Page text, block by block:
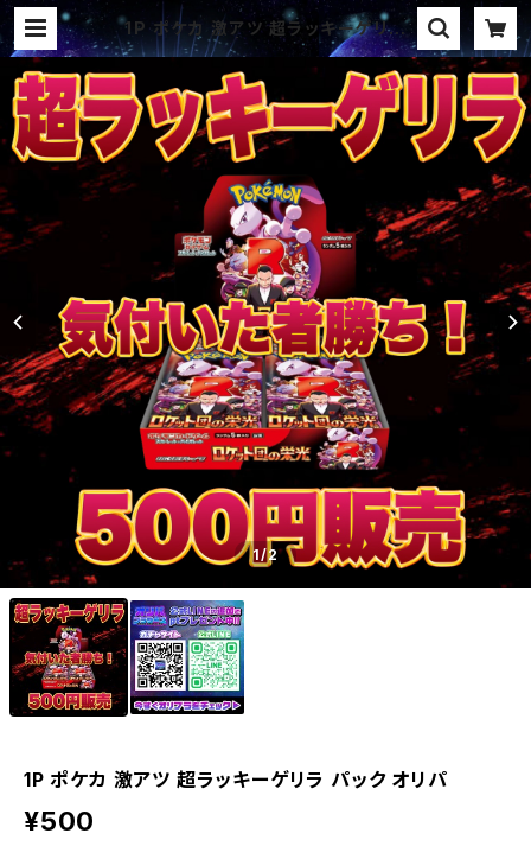
1P ポケカ 激アツ 超ラッキーゲリラ
パック オリパ | オリパ ブラザーズ
オリパ専門店 (ポケカ、ワンピース、遊
戯王、ヴァイス、ドラゴンボール)
1/2
1P ポケカ 激アツ 超ラッキーゲリラ パック オリパ
¥500